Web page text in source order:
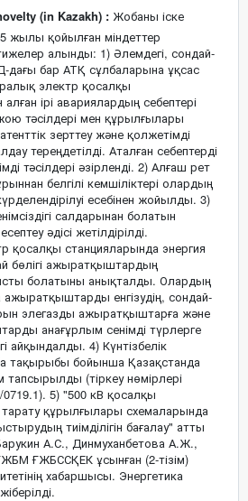
(in Kazakh) : Жобаны іске
жылы қойылған міндеттер
алынды: 1) Әлемдегі, сондай-
дағы бар АТҚ сұлбаларына ұқсас
электр қосалқы
ірі авариялардың себептері
тәсілдері мен құрылғылары
зерттеу және қолжетімді
тереңдетілді. Аталған себептерді
тәсілдері әзірленді. 2) Алғаш рет
белгілі кемшіліктері олардың
есебінен жойылды. 3)
салдарынан болатын
әдісі жетілдірілді.
қосалқы станцияларында энергия
бөлігі ажыратқыштардың
болатыны анықталды. Олардың
енгізудің, сондай-
элегазды ажыратқыштарға және
анағұрлым сенімді түрлерге
айқындалды. 4) Күнтізбелік
тақырыбы бойынша Қазақстанда
тапсырылды (тіркеу нөмірлері
5) "500 кВ қосалқы
құрылғылары схемаларында
тиімділігін бағалау" атты
А.С., Динмуханбетова А.Ж.,
ҒЖБССҚЕК ұсынған (2-тізім)
хабаршысы. Энергетика